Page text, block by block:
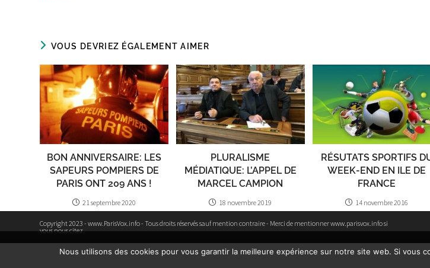
VOUS DEVRIEZ ÉGALEMENT AIMER
BON ANNIVERSAIRE: LES
SAPEURS POMPIERS DE
PARIS ONT 209 ANS !
21 septembre 2020
PLURALISME
MÉDIATIQUE: L’APPEL DE
MARCEL CAMPION
18 novembre 2019
RÉSUTATS SPORTIFS
WEEK-END EN ILE DE
FRANCE
14 novembre 2016
Copyright 2023 - www.ParisVox.info - Tous droits réservés sauf mention contraire - Merci de mentionner www.parisvox.info si
vous nous citez.
Nous utilisons des cookies pour vous garantir la meilleure expérience sur notre site web. Si